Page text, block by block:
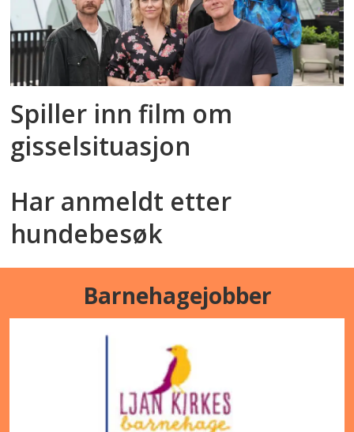
Spiller inn film om
gisselsituasjon
Har anmeldt etter
hundebesøk
Barnehagejobber